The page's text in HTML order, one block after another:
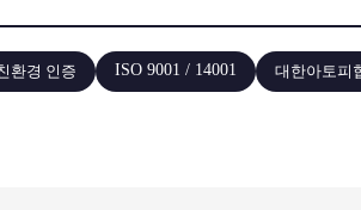
환경 인증 ISO 9001 / 14001 대한아토피